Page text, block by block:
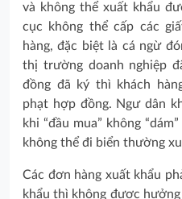
và không thể xuất khẩu
cục không thể cấp các
hàng, đặc biệt là cá ngừ
thị trường doanh nghiệp
đồng đã ký thì khách
phạt hợp đồng. Ngư dân
khi “đầu mua” không
không thể đi biển thường
Các đơn hàng xuất khẩu
khẩu thì không được